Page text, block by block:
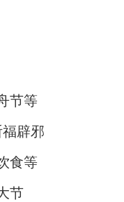
节等
辟邪
食等
节